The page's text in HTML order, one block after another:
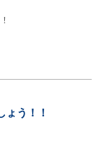
ょう！！